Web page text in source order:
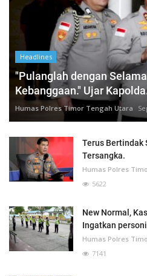
Headlines
"Pulanglah dengan
Kebanggaan." Ujar
Humas Polres Timor Tengah Utara
Terus Bertindak
Tersangka.
Humas Polres
5622
New Normal,
Ingatkan
Humas Polres
7141